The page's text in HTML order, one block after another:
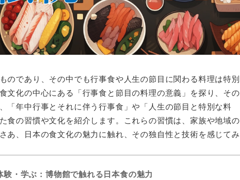
のであり、その中でも行事食や人生の節目に関わる料理は特別
文化の中心にある「行事食と節目の料理の意義」を探り、その
「年中行事とそれに伴う行事食」や「人生の節目と特別な料
食の習慣や文化を紹介します。これらの習慣は、家族や地域の
あ、日本の食文化の魅力に触れ、その独自性と技術を感じてみ
験・学ぶ：博物館で触れる日本食の魅力